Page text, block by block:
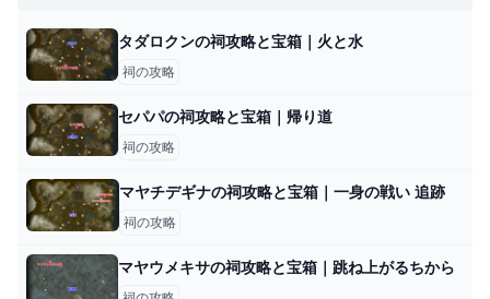
タダロクンの祠攻略と宝箱｜火と水
祠の攻略
セパパの祠攻略と宝箱｜帰り道
祠の攻略
マヤチデギナの祠攻略と宝箱｜一身の戦い 追跡
祠の攻略
マヤウメキサの祠攻略と宝箱｜跳ね上がるちから